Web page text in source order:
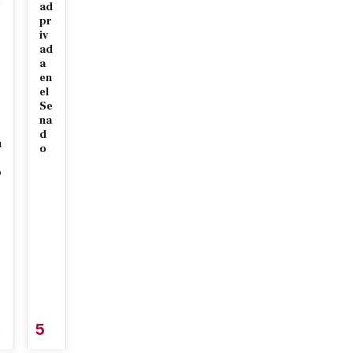
ad
pr
iv
ad
a
en
el
Se
na
d
o
5